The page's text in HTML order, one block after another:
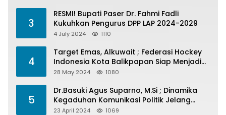
3
RESMI! Bupati Paser Dr. Fahmi Fadli
Kukuhkan Pengurus DPP LAP 2024-2029
4 July 2024 1110
4
Target Emas, Alkuwait ; Federasi Hockey
Indonesia Kota Balikpapan Siap Menjadi
Barometer Prestasi Di Kaltim
28 May 2024 1080
5
Dr.Basuki Agus Suparno, M.Si ; Dinamika
Kegaduhan Komunikasi Politik Jelang
Pesta Politik 2024
23 April 2024 1069